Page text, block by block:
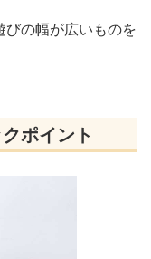
の幅が広いものを
ポイント